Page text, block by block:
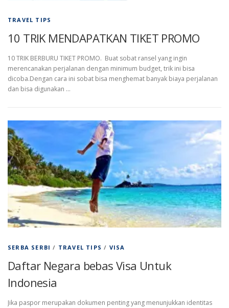
TRAVEL TIPS
10 TRIK MENDAPATKAN TIKET PROMO
10 TRIK BERBURU TIKET PROMO. Buat sobat ransel yang ingin
merencanakan perjalanan dengan minimum budget, trik ini bisa
dicoba.Dengan cara ini sobat bisa menghemat banyak biaya perjalanan
dan bisa digunakan …
SERBA SERBI / TRAVEL TIPS / VISA
Daftar Negara bebas Visa Untuk
Indonesia
Jika paspor merupakan dokumen penting yang menunjukkan identitas